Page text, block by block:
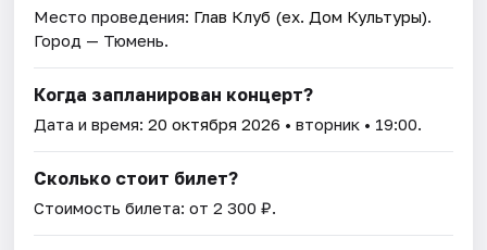
Место проведения: Глав Клуб (ex. Дом Культуры).
Город — Тюмень.
Когда запланирован концерт?
Дата и время:20 октября 2026 • вторник • 19:00.
Сколько стоит билет?
Стоимость билета: от 2 300 ₽.